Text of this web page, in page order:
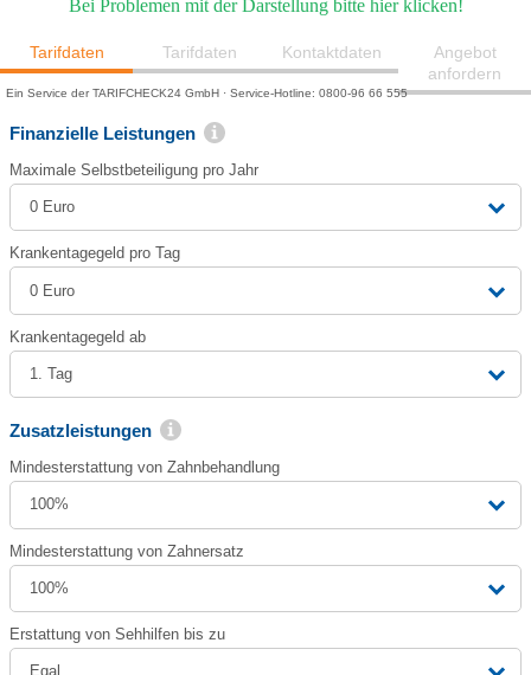
Bei Problemen mit der Darstellung bitte hier klicken!